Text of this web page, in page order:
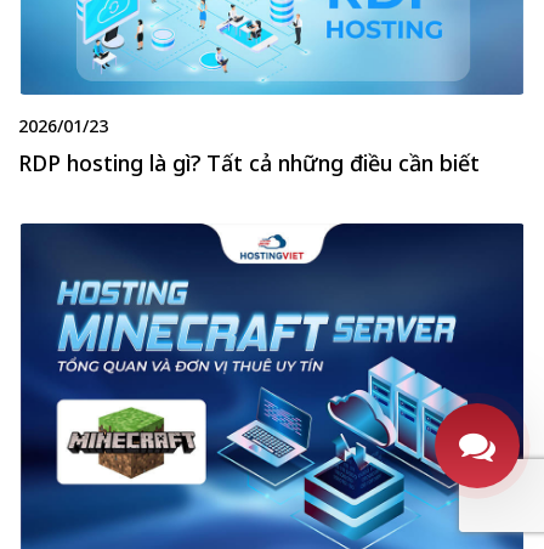
2026/01/23
RDP hosting là gì? Tất cả những điều cần biết